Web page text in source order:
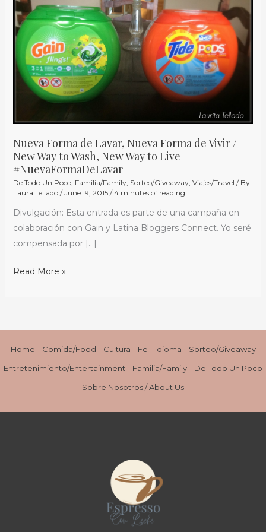
Nueva Forma de Lavar, Nueva Forma de Vivir /
New Way to Wash, New Way to Live
#NuevaFormaDeLavar
De Todo Un Poco, Familia/Family, Sorteo/Giveaway, Viajes/Travel / By
Laura Tellado /June 19, 2015 /4 minutes of reading
Divulgación: Esta entrada es parte de una campaña en
colaboración con Gain y Latina Bloggers Connect. Yo seré
compensada por […]
Lavar,
Nueva
Forma
Vivir
to
Wash,
New
Way
to
#NuevaFormaDeLavar
Read More »
Home Comida/Food Cultura Fe Idioma
Sorteo/Giveaway
Entretenimiento/Entertainment
Familia/Family
De Todo Un Poco
Sobre Nosotros / About Us